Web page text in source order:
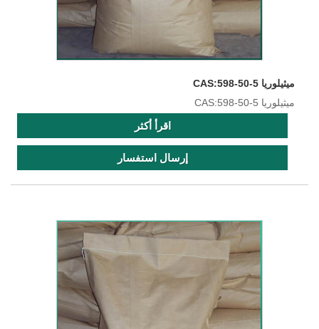
ميثيلوريا CAS:598-50-5
ميثيلوريا CAS:598-50-5
اقرأ أكثر
إرسال استفسار